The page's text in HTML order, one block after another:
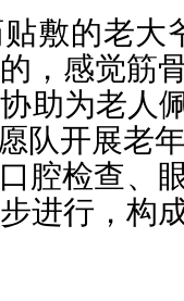
敷的老大
，感觉筋
助为老人
队开展老
腔检查、
进行，构